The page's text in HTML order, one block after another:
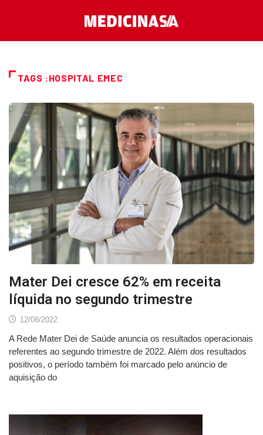
TAGS :HOSPITAL EMEC
Mater Dei cresce 62% em receita
líquida no segundo trimestre
12/08/2022
A Rede Mater Dei de Saúde anuncia os resultados operacionais
referentes ao segundo trimestre de 2022. Além dos resultados
positivos, o período também foi marcado pelo anúncio de
aquisição do